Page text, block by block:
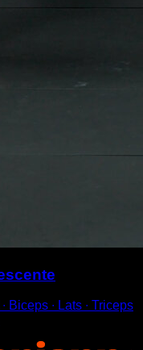
Biceps ∙ Lats ∙ Triceps